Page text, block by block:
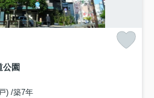
公園
) /築7年